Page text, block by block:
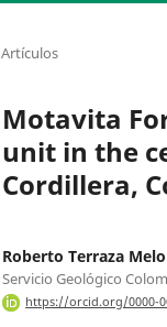
Artículos
Motavita
unit in the
Cordillera,
Roberto Terraza Melo
Servicio Geológico
https://orcid.org/0000-